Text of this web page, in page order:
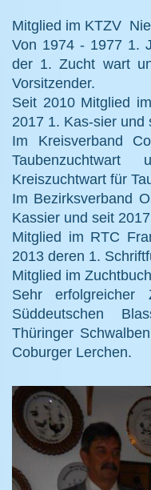
Mitglied im KTZV
Von 1974 - 1977 1.
der 1. Zucht wart
Vorsitzender.
Seit 2010 Mitglied
2017 1. Kas-sier und
Im Kreisverband
Kreiszuchtwart für
Im Bezirksverband
Kassier und seit
Mitglied im RTC
2013 deren 1.
Mitglied im
Sehr erfolgreicher
Süddeutschen
Thüringer
Coburger Lerchen.